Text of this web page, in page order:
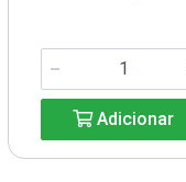
Adicionar